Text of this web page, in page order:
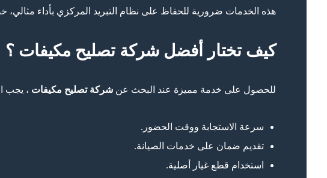
هذه الخدمات ضرورية للحفاظ على نظام التبريد المركزي بأداء مثالي،
كيف تختار أفضل شركة تصليح مكيفات ؟
للحصول على خدمة مميزة عند البحث عن شركة تصليح مكيفات ، يجب
سرعة الاستجابة ووقت الحضور.
تقديم ضمان على خدمات الصيانة.
استخدام قطع غيار أصلية.